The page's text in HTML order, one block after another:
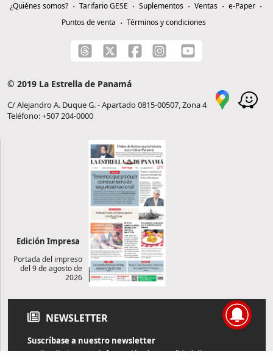
¿Quiénes somos? Tarifario GESE Suplementos Ventas
e-Paper
Puntos de venta
Términos y condiciones
© 2019 La Estrella de Panamá
C/ Alejandro A. Duque G. - Apartado 0815-00507, Zona 4
Teléfono: +507 204-0000
Edición Impresa
Portada del impreso
del 9 de agosto de
2026
NEWSLETTER
Suscríbase a nuestro newsletter
Reciba diariamente información de actualidad directamente en